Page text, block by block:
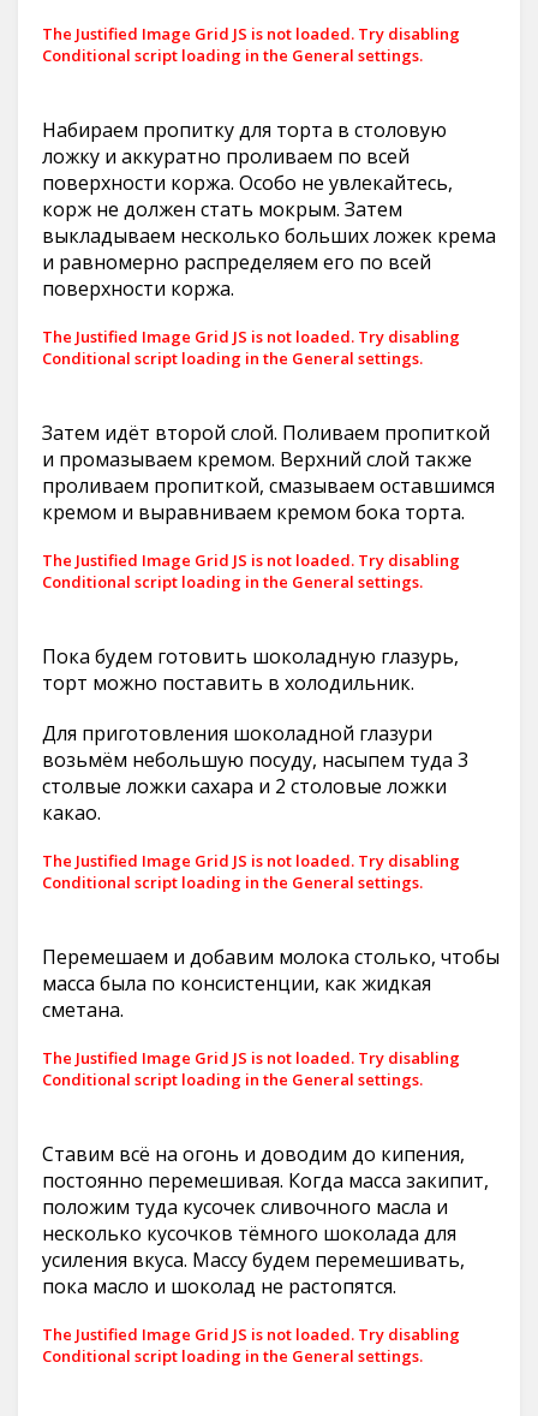
The Justified Image Grid JS is not loaded. Try disabling
Conditional script loading in the General settings.
Набираем пропитку для торта в столовую
ложку и аккуратно проливаем по всей
поверхности коржа. Особо не увлекайтесь,
корж не должен стать мокрым. Затем
выкладываем несколько больших ложек крема
и равномерно распределяем его по всей
поверхности коржа.
The Justified Image Grid JS is not loaded. Try disabling
Conditional script loading in the General settings.
Затем идёт второй слой. Поливаем пропиткой
и промазываем кремом. Верхний слой также
проливаем пропиткой, смазываем оставшимся
кремом и выравниваем кремом бока торта.
The Justified Image Grid JS is not loaded. Try disabling
Conditional script loading in the General settings.
Пока будем готовить шоколадную глазурь,
торт можно поставить в холодильник.
Для приготовления шоколадной глазури
возьмём небольшую посуду, насыпем туда 3
столвые ложки сахара и 2 столовые ложки
какао.
The Justified Image Grid JS is not loaded. Try disabling
Conditional script loading in the General settings.
Перемешаем и добавим молока столько, чтобы
масса была по консистенции, как жидкая
сметана.
The Justified Image Grid JS is not loaded. Try disabling
Conditional script loading in the General settings.
Ставим всё на огонь и доводим до кипения,
постоянно перемешивая. Когда масса закипит,
положим туда кусочек сливочного масла и
несколько кусочков тёмного шоколада для
усиления вкуса. Массу будем перемешивать,
пока масло и шоколад не растопятся.
The Justified Image Grid JS is not loaded. Try disabling
Conditional script loading in the General settings.